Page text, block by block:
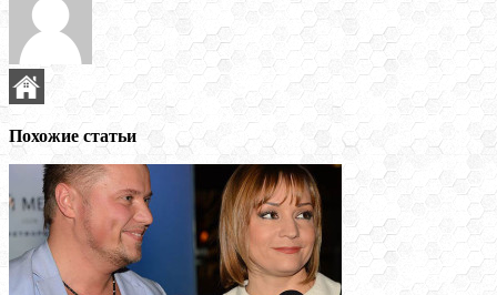
Похожие статьи